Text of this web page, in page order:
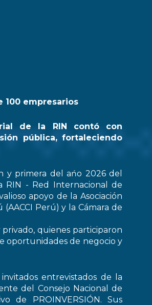
100 empresarios
de la RIN contó con
pública, fortaleciendo
y primera del ańo 2026 del
RIN - Red Internacional de
apoyo de la Asociación
Perú) y la Cámara de
quienes participaron
oportunidades de negocio y
entrevistados de la
del Consejo Nacional de
de PROINVERSIÓN. Sus